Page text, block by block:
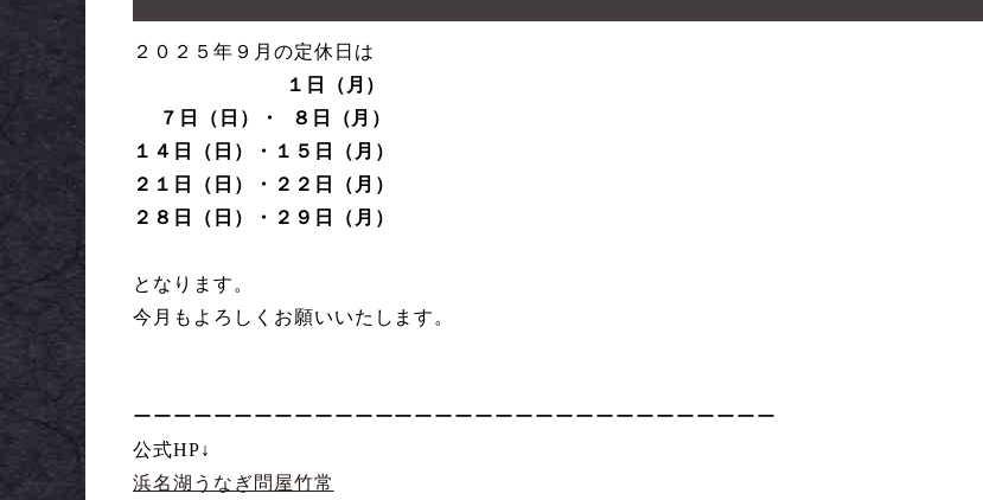
２０２５年９月の定休日は
１ 日（月）
７日（日）・ ８日（月）
１４日（日）・１５日（月）
２１日（日）・２２日（月）
２８日（日）・２９日（月）
となります。
今月もよろしくお願いいたします。
ーーーーーーーーーーーーーーーーーーーーーーーーーーーーーーーー
公式HP↓
浜名湖うなぎ問屋竹常